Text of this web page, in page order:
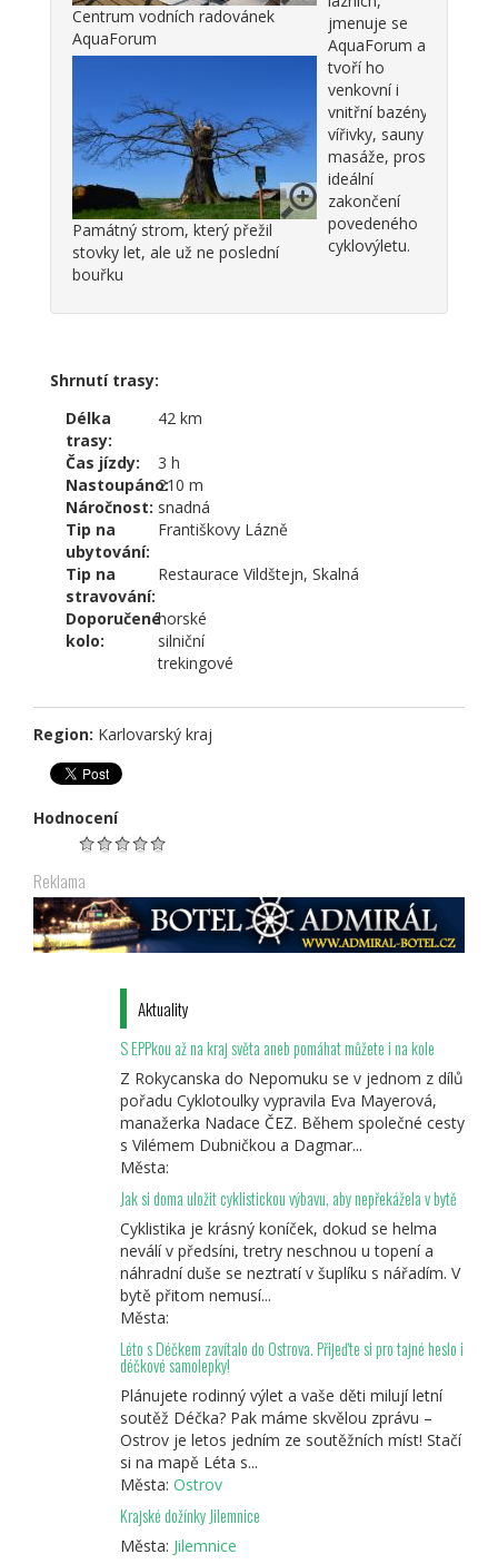
Centrum vodních radovánek
AquaForum
Památný strom, který přežil
stovky let, ale už ne poslední
bouřku
jmenuje se
AquaForum a
tvoří ho
venkovní i
vnitřní bazény,
vířivky, sauny a
masáže, prostě
ideální
zakončení
povedeného
cyklovýletu.
Shrnutí trasy:
Délka
trasy:
42 km
Čas jízdy:
3 h
Nastoupáno:210 m
Náročnost: snadná
Tip na
ubytování:
Františkovy Lázně
Tip na
stravování:
Restaurace Vildštejn, Skalná
Doporučené
kolo:
horské
silniční
trekingové
Region: Karlovarský kraj
Hodnocení
Reklama
Aktuality
S EPPkou až na kraj světa aneb pomáhat můžete i na kole
Z Rokycanska do Nepomuku se v jednom z dílů
pořadu Cyklotoulky vypravila Eva Mayerová,
manažerka Nadace ČEZ. Během společné cesty
s Vilémem Dubničkou a Dagmar...
Města:
Jak si doma uložit cyklistickou výbavu, aby nepřekážela v bytě
Cyklistika je krásný koníček, dokud se helma
neválí v předsíni, tretry neschnou u topení a
náhradní duše se neztratí v šuplíku s nářadím. V
bytě přitom nemusí...
Města:
Léto s Déčkem zavítalo do Ostrova. Přijeďte si pro tajné heslo i
déčkové samolepky!
Plánujete rodinný výlet a vaše děti milují letní
soutěž Déčka? Pak máme skvělou zprávu –
Ostrov je letos jedním ze soutěžních míst! Stačí
si na mapě Léta s...
Města: Ostrov
Krajské dožínky Jilemnice
Města: Jilemnice